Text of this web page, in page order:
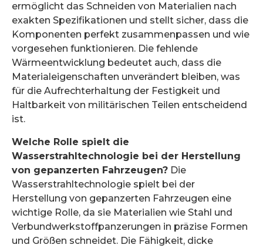
ermöglicht das Schneiden von Materialien nach
exakten Spezifikationen und stellt sicher, dass die
Komponenten perfekt zusammenpassen und wie
vorgesehen funktionieren. Die fehlende
Wärmeentwicklung bedeutet auch, dass die
Materialeigenschaften unverändert bleiben, was
für die Aufrechterhaltung der Festigkeit und
Haltbarkeit von militärischen Teilen entscheidend
ist.
Welche Rolle spielt die
Wasserstrahltechnologie bei der Herstellung
von gepanzerten Fahrzeugen? Die
Wasserstrahltechnologie spielt bei der
Herstellung von gepanzerten Fahrzeugen eine
wichtige Rolle, da sie Materialien wie Stahl und
Verbundwerkstoffpanzerungen in präzise Formen
und Größen schneidet. Die Fähigkeit, dicke